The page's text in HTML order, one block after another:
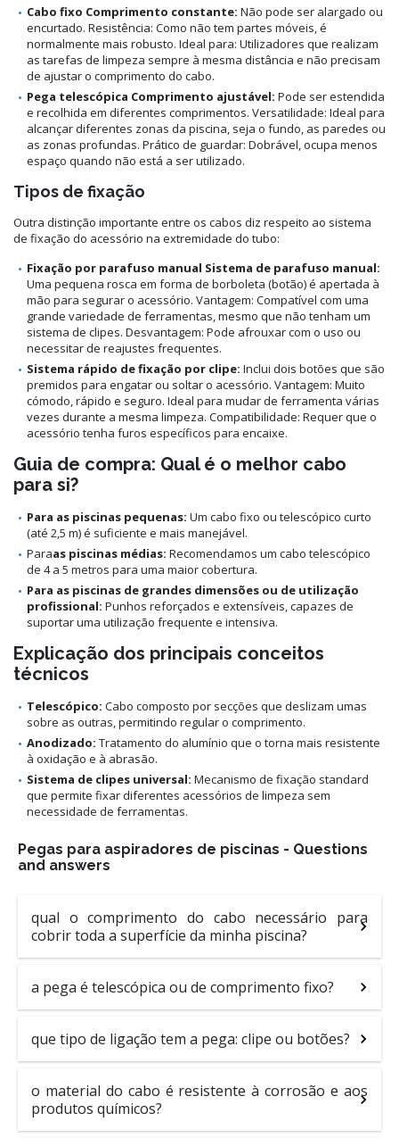
Cabo fixo Comprimento constante: Não pode ser alargado ou
encurtado. Resistência: Como não tem partes móveis, é
normalmente mais robusto. Ideal para: Utilizadores que realizam
as tarefas de limpeza sempre à mesma distância e não precisam
de ajustar o comprimento do cabo.
Pega telescópica Comprimento ajustável: Pode ser estendida
e recolhida em diferentes comprimentos. Versatilidade: Ideal para
alcançar diferentes zonas da piscina, seja o fundo, as paredes ou
as zonas profundas. Prático de guardar: Dobrável, ocupa menos
espaço quando não está a ser utilizado.
Tipos de fixação
Outra distinção importante entre os cabos diz respeito ao sistema
de fixação do acessório na extremidade do tubo:
Fixação por parafuso manual Sistema de parafuso manual:
Uma pequena rosca em forma de borboleta (botão) é apertada à
mão para segurar o acessório. Vantagem: Compatível com uma
grande variedade de ferramentas, mesmo que não tenham um
sistema de clipes. Desvantagem: Pode afrouxar com o uso ou
necessitar de reajustes frequentes.
Sistema rápido de fixação por clipe: Inclui dois botões que são
premidos para engatar ou soltar o acessório. Vantagem: Muito
cómodo, rápido e seguro. Ideal para mudar de ferramenta várias
vezes durante a mesma limpeza. Compatibilidade: Requer que o
acessório tenha furos específicos para encaixe.
Guia de compra: Qual é o melhor cabo
para si?
Para as piscinas pequenas: Um cabo fixo ou telescópico curto
(até 2,5 m) é suficiente e mais manejável.
Paraas piscinas médias: Recomendamos um cabo telescópico
de 4 a 5 metros para uma maior cobertura.
Para as piscinas de grandes dimensões ou de utilização
profissional: Punhos reforçados e extensíveis, capazes de
suportar uma utilização frequente e intensiva.
Explicação dos principais conceitos
técnicos
Telescópico: Cabo composto por secções que deslizam umas
sobre as outras, permitindo regular o comprimento.
Anodizado: Tratamento do alumínio que o torna mais resistente
à oxidação e à abrasão.
Sistema de clipes universal: Mecanismo de fixação standard
que permite fixar diferentes acessórios de limpeza sem
necessidade de ferramentas.
Pegas para aspiradores de piscinas - Questions
and answers
qual o comprimento do cabo necessário para
cobrir toda a superfície da minha piscina?
a pega é telescópica ou de comprimento fixo?
que tipo de ligação tem a pega: clipe ou botões?
o material do cabo é resistente à corrosão e aos
produtos químicos?